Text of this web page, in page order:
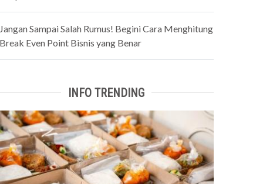
Sampai Salah Rumus! Begini Cara Menghitung
Even Point Bisnis yang Benar
INFO TRENDING